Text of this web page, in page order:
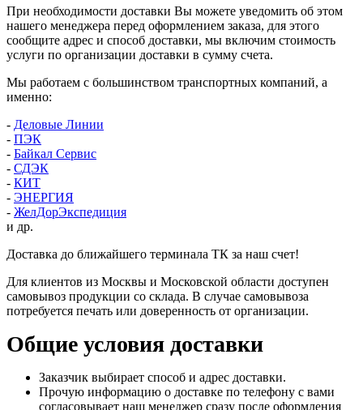
При необходимости доставки Вы можете уведомить об этом
нашего менеджера перед оформлением заказа, для этого
сообщите адрес и способ доставки, мы включим стоимость
услуги по организации доставки в сумму счета.
Мы работаем с большинством транспортных компаний, а
именно:
- Деловые Линии
- ПЭК
- Байкал Сервис
- СДЭК
- КИТ
- ЭНЕРГИЯ
- ЖелДорЭкспедиция
и др.
Доставка до ближайшего терминала ТК за наш счет!
Для клиентов из Москвы и Московской области доступен
самовывоз продукции со склада. В случае самовывоза
потребуется печать или доверенность от организации.
Общие условия доставки
Заказчик выбирает способ и адрес доставки.
Прочую информацию о доставке по телефону с вами
согласовывает наш менеджер сразу после оформления